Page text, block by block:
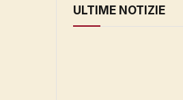
ULTIME NOTIZIE